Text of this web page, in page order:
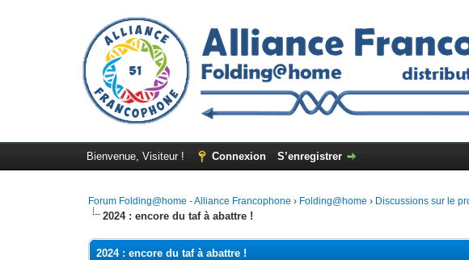
Bienvenue, Visiteur ! Connexion S’enregistrer
Forum Folding@home - Alliance Francophone › Folding@home › Discussions sur le
2024 : encore du taf à abattre !
2024 : encore du taf à abattre !